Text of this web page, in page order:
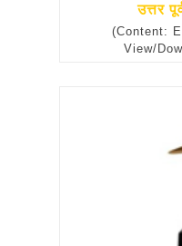
उत्तर
(Content:
View/